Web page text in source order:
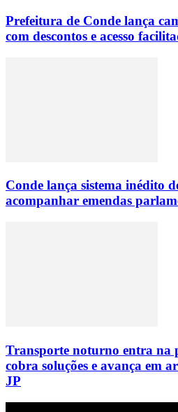
Prefeitura de Conde lança
com descontos e acesso
Conde lança sistema inédito
acompanhar emendas
Transporte noturno entra na
cobra soluções e avança em
JP